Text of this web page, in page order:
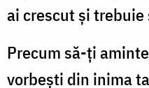
ai crescut și trebuie
Precum să-ți
vorbești din inima